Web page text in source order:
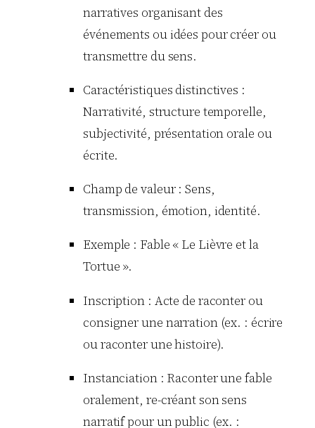
narratives organisant des
événements ou idées pour créer ou
transmettre du sens.
Caractéristiques distinctives :
Narrativité, structure temporelle,
subjectivité, présentation orale ou
écrite.
Champ de valeur : Sens,
transmission, émotion, identité.
Exemple : Fable « Le Lièvre et la
Tortue ».
Inscription : Acte de raconter ou
consigner une narration (ex. : écrire
ou raconter une histoire).
Instanciation : Raconter une fable
oralement, re-créant son sens
narratif pour un public (ex. :